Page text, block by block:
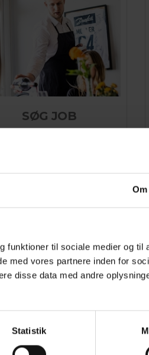
Om
funktioner til sociale medier og til
med vores partnere inden for
disse data med andre
Statistik
SØG JOB
Læs mere